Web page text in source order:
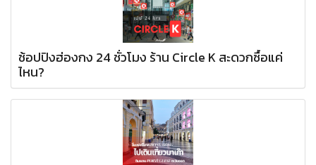
ช้อปปิงฮ่องกง 24 ชั่วโมง ร้าน Circle K สะดวกซื้อแค่
ไหน?